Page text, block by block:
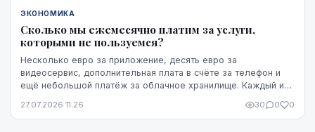
ЭКОНОМИКА
Сколько мы ежемесячно платим за услуги,
которыми не пользуемся?
Несколько евро за приложение, десять евро за
видеосервис, дополнительная плата в счёте за телефон и
ещё небольшой платёж за облачное хранилище. Каждый из
27.07.2026 11:26 30 0 0